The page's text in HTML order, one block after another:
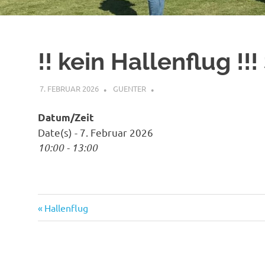
!! kein Hallenflug
7. FEBRUAR 2026 GUENTER
Datum/Zeit
Date(s) - 7. Februar 2026
10:00 - 13:00
Beitragsnavigation
Vorheriger
Beitrag:
Hallenflug